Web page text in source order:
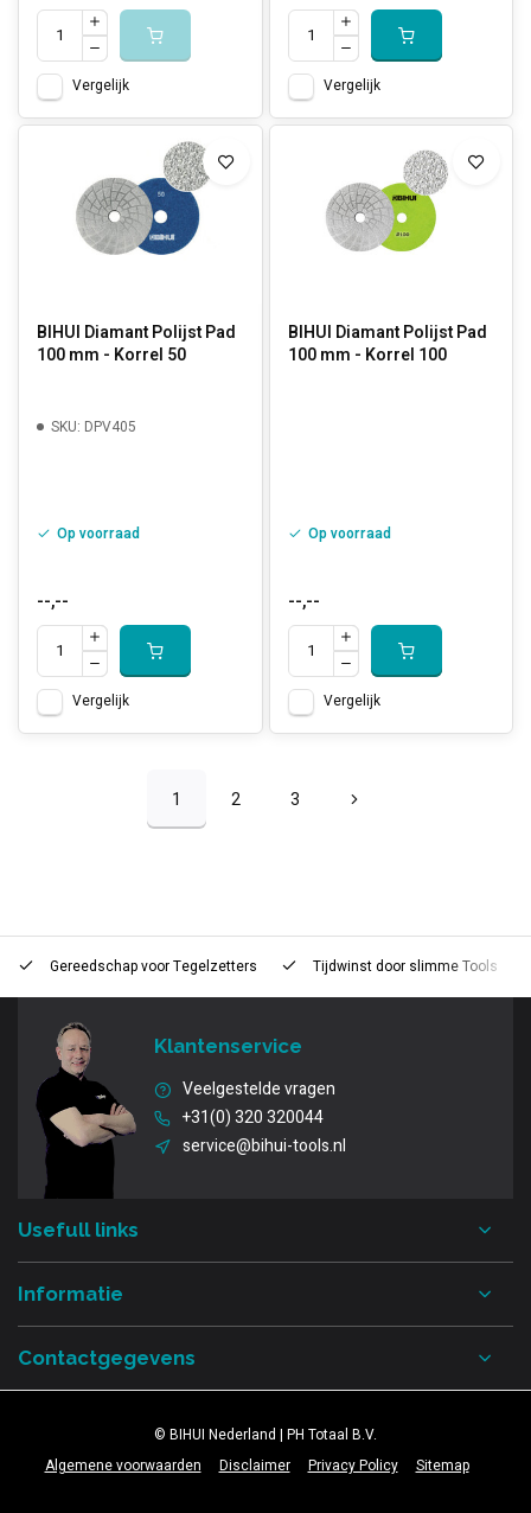
Vergelijk Vergelijk
BIHUI Diamant Polijst Pad
100 mm - Korrel 50
SKU: DPV405
Op voorraad
--,--
Vergelijk
BIHUI Diamant Polijst Pad
100 mm - Korrel 100
Op voorraad
--,--
Vergelijk
1 2 3
Gereedschap voorTegelzetters Tijdwinst door slimme Tools
Klantenservice
Veelgestelde vragen
+31(0) 320 320044
service@bihui-tools.nl
Usefull links
Informatie
Contactgegevens
Algemene voorwaarden Disclaimer Privacy Policy Sitemap
© BIHUI Nederland | PH Totaal B.V.